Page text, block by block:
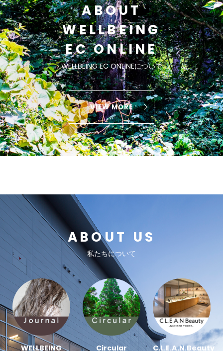
ABOUT
WELLBEING
EC ONLINE
WELLBEING EC ONLINEについて
VIEW MORE
ABOUT US
私たちについて
WELLBEING
Circular
C.L.E.A.N.Beauty